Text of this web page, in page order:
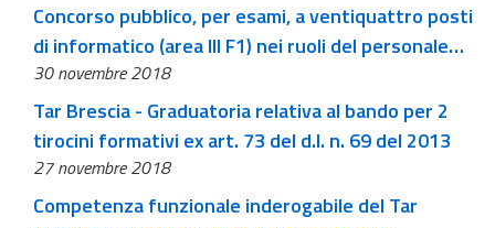
Concorso pubblico, per esami, a ventiquattro posti
di informatico (area III F1) nei ruoli del personale
amministrativo della Corte dei conti, della Giustizia
amministrativa e dell’Avvocatura generale dello
stato (scadenza 30 dicembre)
30 novembre 2018
Tar Brescia - Graduatoria relativa al bando per 2
tirocini formativi ex art. 73 del d.l. n. 69 del 2013
27 novembre 2018
Competenza funzionale inderogabile del Tar